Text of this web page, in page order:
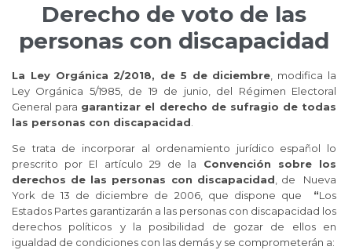
Derecho de voto de las
personas con discapacidad
La Ley Orgánica 2/2018, de 5 de diciembre, modifica la
Ley Orgánica 5/1985, de 19 de junio, del Régimen Electoral
General para garantizar el derecho de sufragio de todas
las personas con discapacidad.
Se trata de incorporar al ordenamiento jurídico español lo
prescrito por El artículo 29 de la Convención sobre los
derechos de las personas con discapacidad, de Nueva
York de 13 de diciembre de 2006, que dispone que
“Los
Estados Partes garantizarán a las personas con discapacidad los
derechos políticos
y la posibilidad de gozar de ellos en
igualdad de condiciones con las demás y se comprometerán a: